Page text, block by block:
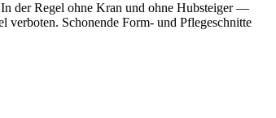
der Regel ohne Kran und ohne Hubsteiger —
verboten. Schonende Form- und Pflegeschnitte